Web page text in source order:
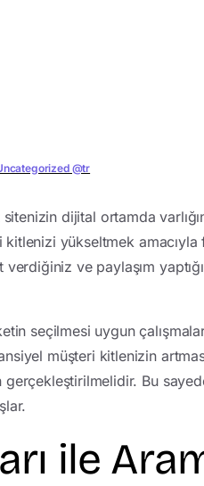
@tr
dijital ortamda
yükseltmek amacıyla
ve paylaşım
seçilmesi uygun
müşteri kitlenizin
gerçekleştirilmelidir. Bu
ile